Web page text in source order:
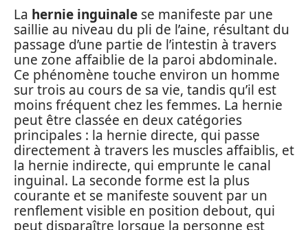
La hernie inguinale se manifeste par une
saillie au niveau du pli de l’aine, résultant du
passage d’une partie de l’intestin à travers
une zone affaiblie de la paroi abdominale.
Ce phénomène touche environ un homme
sur trois au cours de sa vie, tandis qu’il est
moins fréquent chez les femmes. La hernie
peut être classée en deux catégories
principales : la hernie directe, qui passe
directement à travers les muscles affaiblis, et
la hernie indirecte, qui emprunte le canal
inguinal. La seconde forme est la plus
courante et se manifeste souvent par un
renflement visible en position debout, qui
peut disparaître lorsque la personne est